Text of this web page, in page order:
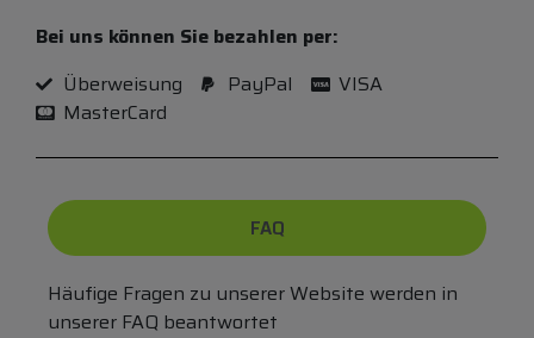
Bei uns können Sie bezahlen per:
Überweisung
PayPal
VISA
MasterCard
FAQ
Häufige Fragen zu unserer Website werden in
unserer FAQ beantwortet